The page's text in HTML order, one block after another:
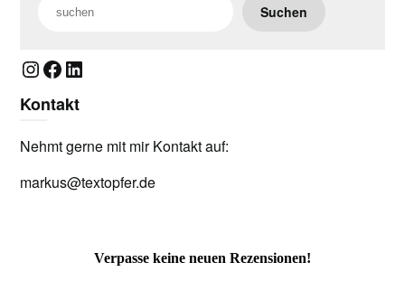
Suchen
Instagram
Facebook
LinkedIn
Kontakt
Nehmt gerne mit mir Kontakt auf:
markus@textopfer.de
Verpasse keine neuen Rezensionen!